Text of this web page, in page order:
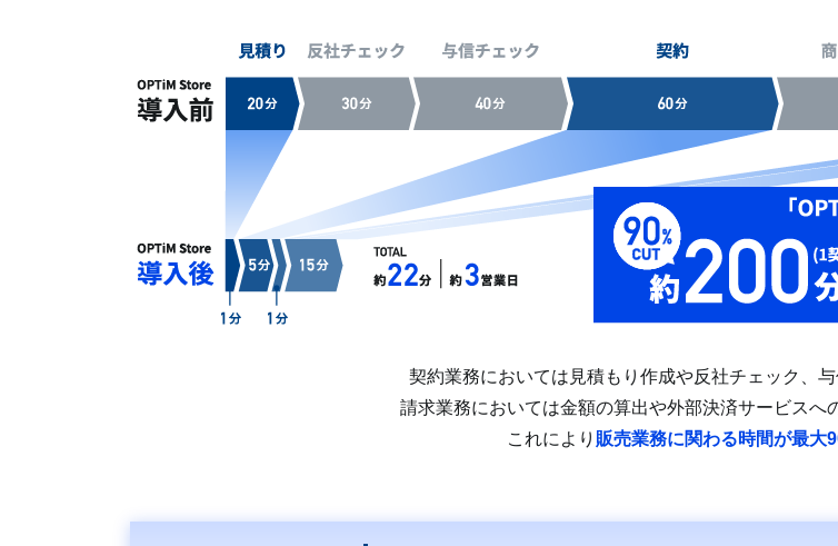
契約業務においては見積もり作成や反社チェック、
請求業務においては金額の算出や外部決済サービスへ
これにより 販売業務に関わる時間が最大